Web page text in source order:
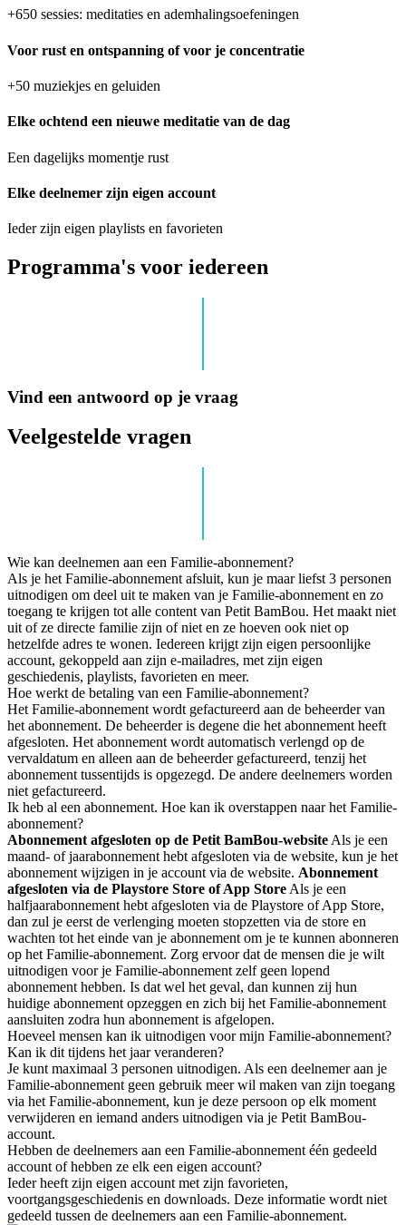
+650 sessies: meditaties en ademhalingsoefeningen
Voor rust en ontspanning of voor je concentratie
+50 muziekjes en geluiden
Elke ochtend een nieuwe meditatie van de dag
Een dagelijks momentje rust
Elke deelnemer zijn eigen account
Ieder zijn eigen playlists en favorieten
Programma's voor iedereen
Vind een antwoord op je vraag
Veelgestelde vragen
Wie kan deelnemen aan een Familie-abonnement?
Als je het Familie-abonnement afsluit, kun je maar liefst 3 personen
uitnodigen om deel uit te maken van je Familie-abonnement en zo
toegang te krijgen tot alle content van Petit BamBou. Het maakt niet
uit of ze directe familie zijn of niet en ze hoeven ook niet op
hetzelfde adres te wonen. Iedereen krijgt zijn eigen persoonlijke
account, gekoppeld aan zijn e-mailadres, met zijn eigen
geschiedenis, playlists, favorieten en meer.
Hoe werkt de betaling van een Familie-abonnement?
Het Familie-abonnement wordt gefactureerd aan de beheerder van
het abonnement. De beheerder is degene die het abonnement heeft
afgesloten. Het abonnement wordt automatisch verlengd op de
vervaldatum en alleen aan de beheerder gefactureerd, tenzij het
abonnement tussentijds is opgezegd. De andere deelnemers worden
niet gefactureerd.
Ik heb al een abonnement. Hoe kan ik overstappen naar het Familie-
abonnement?
Abonnement afgesloten op de Petit BamBou-website Als je een
maand- of jaarabonnement hebt afgesloten via de website, kun je het
abonnement wijzigen in je account via de website. Abonnement
afgesloten via de Playstore Store of App Store Als je een
halfjaarabonnement hebt afgesloten via de Playstore of App Store,
dan zul je eerst de verlenging moeten stopzetten via de store en
wachten tot het einde van je abonnement om je te kunnen abonneren
op het Familie-abonnement. Zorg ervoor dat de mensen die je wilt
uitnodigen voor je Familie-abonnement zelf geen lopend
abonnement hebben. Is dat wel het geval, dan kunnen zij hun
huidige abonnement opzeggen en zich bij het Familie-abonnement
aansluiten zodra hun abonnement is afgelopen.
Hoeveel mensen kan ik uitnodigen voor mijn Familie-abonnement?
Kan ik dit tijdens het jaar veranderen?
Je kunt maximaal 3 personen uitnodigen. Als een deelnemer aan je
Familie-abonnement geen gebruik meer wil maken van zijn toegang
via het Familie-abonnement, kun je deze persoon op elk moment
verwijderen en iemand anders uitnodigen via je Petit BamBou-
account.
Hebben de deelnemers aan een Familie-abonnement één gedeeld
account of hebben ze elk een eigen account?
Ieder heeft zijn eigen account met zijn favorieten,
voortgangsgeschiedenis en downloads. Deze informatie wordt niet
gedeeld tussen de deelnemers aan een Familie-abonnement.